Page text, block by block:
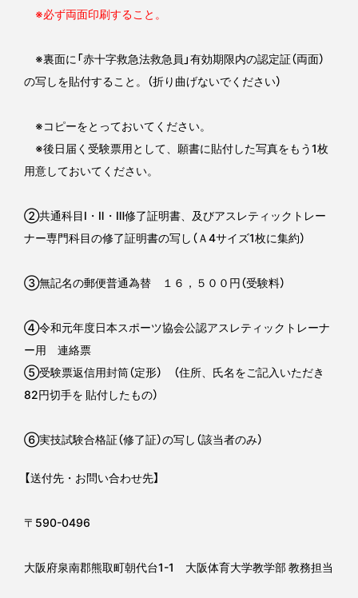
※必ず両面印刷すること。
※裏面に「赤十字救急法救急員」有効期限内の認定証（両面）
の写しを貼付すること。（折り曲げないでください）
※コピーをとっておいてください。
※後日届く受験票用として、願書に貼付した写真をもう1枚
用意しておいてください。
②共通科目Ⅰ・Ⅱ・Ⅲ修了証明書、及びアスレティックトレー
ナー専門科目の修了証明書の写し（Ａ4サイズ1枚に集約）
③無記名の郵便普通為替 １６，５００円（受験料）
④令和元年度日本スポーツ協会公認アスレティックトレーナ
ー用 連絡票
⑤受験票返信用封筒（定形） （住所、氏名をご記入いただき
82円切手を 貼付したもの）
⑥実技試験合格証（修了証）の写し（該当者のみ）
【送付先・お問い合わせ先】
〒590-0496
大阪府泉南郡熊取町朝代台1-1 大阪体育大学教学部 教務担当